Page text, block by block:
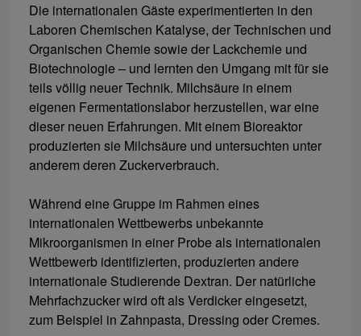
Die internationalen Gäste experimentierten in den
Laboren Chemischen Katalyse, der Technischen und
Organischen Chemie sowie der Lackchemie und
Biotechnologie – und lernten den Umgang mit für sie
teils völlig neuer Technik. Milchsäure in einem
eigenen Fermentationslabor herzustellen, war eine
dieser neuen Erfahrungen. Mit einem Bioreaktor
produzierten sie Milchsäure und untersuchten unter
anderem deren Zuckerverbrauch.
Während eine Gruppe im Rahmen eines
internationalen Wettbewerbs unbekannte
Mikroorganismen in einer Probe als internationalen
Wettbewerb identifizierten, produzierten andere
internationale Studierende Dextran. Der natürliche
Mehrfachzucker wird oft als Verdicker eingesetzt,
zum Beispiel in Zahnpasta, Dressing oder Cremes.